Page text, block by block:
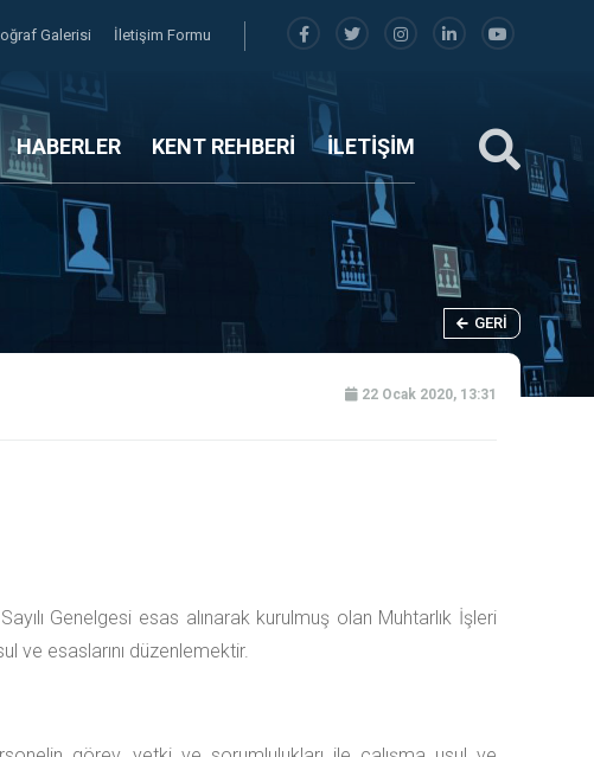
Galerisi İletişim Formu
HABERLER KENT REHBERİ İLETİŞİM
GERI
22 Ocak 2020, 13:31
Genelgesi esas alınarak kurulmuş olan Muhtarlık İşleri
ve esaslarını düzenlemektir.